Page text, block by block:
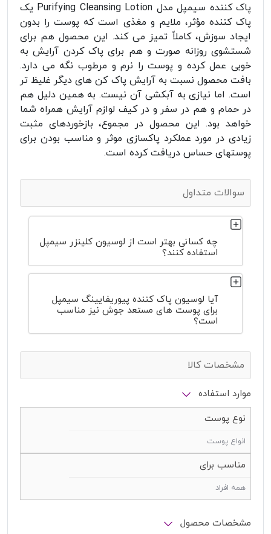
پاک کننده سیمپل مدل Purifying Cleansing Lotion یک
پاک کننده مؤثر، ملایم و مغذی است که پوست را بدون
ایجاد سوزش، کاملاً تمیز می کند. این محصول هم برای
شستشوی روزانه صورت و هم برای پاک کردن آرایش به
خوبی عمل کرده و پوست را نرم و مرطوب نگه می دارد.
بافت محصول نسبت به آرایش پاک کن های دیگر غلیظ تر
است. اما نیازی به آبکشی آن نیست. به همین دلیل هم
در حمام و هم در سفر و در کیف لوازم آرایش همراه شما
خواهد بود. این محصول در مجموع، بازخوردهای مثبت
زیادی در مورد عملکرد پاکسازی موثر و مناسب بودن برای
پوستهای حساس دریافت کرده است.
سوالات متداول
چه کسانی بهتر است از لوسیون کلینزر سیمپل
استفاده کنند؟
آیا لوسیون پاک کننده پیوریفایینگ سیمپل
برای پوست های مستعد جوش نیز مناسب
است؟
مشخصات کالا
موارد استفاده
نوع پوست
انواع پوست
مناسب برای
همه افراد
مشخصات محصول